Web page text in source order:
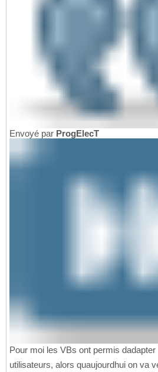
Envoyé par ProgElecT
Pour moi les VBs ont permis
utilisateurs, alors quaujourdhui on va